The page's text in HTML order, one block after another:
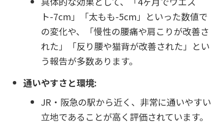
ト-7cm」「太もも-5cm」といった数値で
の変化や、「慢性の腰痛や肩こりが改善さ
れた」「反り腰や猫背が改善された」とい
う報告が多数あります。
通いやすさと環境:
JR・阪急の駅から近く、非常に通いやすい
立地であることが高く評価されています。